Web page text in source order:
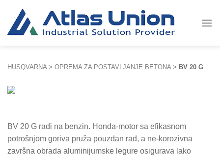
content
HUSQVARNA> OPREMA ZA POSTAVLJANJE BETONA > BV 20 G
BV 20 G radi na benzin. Honda-motor sa efikasnom
potrošnjom goriva pruža pouzdan rad, a ne-korozivna
završna obrada aluminijumske legure osigurava lako